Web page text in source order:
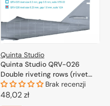
Quinta Studio
Quinta Studio QRV-026
Double riveting rows (rivet
size 0.25 mm, gap 1.0 mm,
suits 1/24 scale), White color,
total length 5,8 m/19 ft
Brak recenzji
Cena
48,02 zł